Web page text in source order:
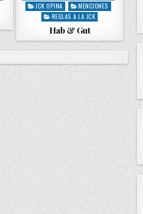
d
n
JCK OPINA
MENCIONES
REGLAS A LA JCK
Hab & Gut